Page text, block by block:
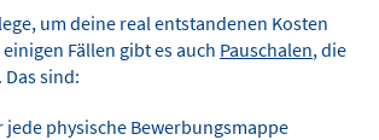
um deine real entstandenen Kosten
Fällen gibt es auch Pauschalen, die
sind:
jede physische Bewerbungsmappe